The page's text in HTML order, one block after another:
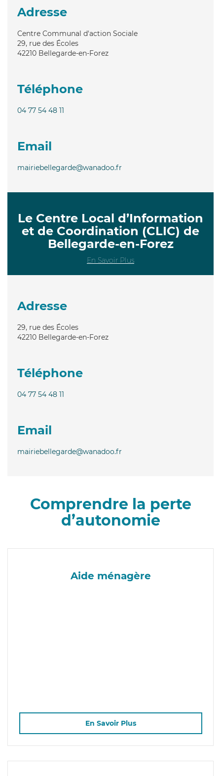
Adresse
Centre Communal d'action Sociale
29, rue des Écoles
42210 Bellegarde-en-Forez
Téléphone
04 77 54 48 11
Email
mairiebellegarde@wanadoo.fr
Le Centre Local d’Information
et de Coordination (CLIC) de
Bellegarde-en-Forez
En Savoir Plus
Adresse
29, rue des Écoles
42210 Bellegarde-en-Forez
Téléphone
04 77 54 48 11
Email
mairiebellegarde@wanadoo.fr
Comprendre la perte
d’autonomie
Aide ménagère
En Savoir Plus